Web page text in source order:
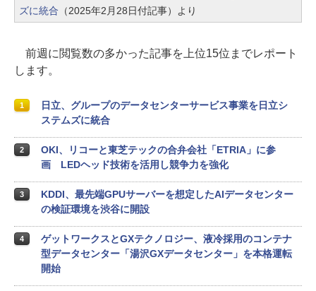
ズに統合 （2025年2月28日付記事）より
前週に閲覧数の多かった記事を上位15位までレポート
します。
1
日立、グループのデータセンターサービス事業を日立シ
ステムズに統合
2
OKI、リコーと東芝テックの合弁会社「ETRIA」に参
画 LEDヘッド技術を活用し競争力を強化
3
KDDI、最先端GPUサーバーを想定したAIデータセンター
の検証環境を渋谷に開設
4
ゲットワークスとGXテクノロジー、液冷採用のコンテナ
型データセンター「湯沢GXデータセンター」を本格運転
開始